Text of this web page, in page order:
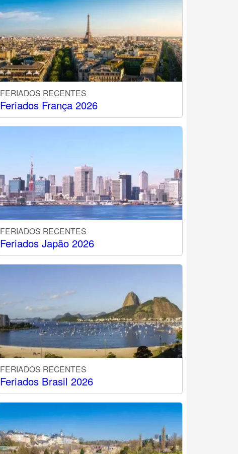
FERIADOS RECENTES
Feriados França 2026
FERIADOS RECENTES
Feriados Japão 2026
FERIADOS RECENTES
Feriados Brasil 2026